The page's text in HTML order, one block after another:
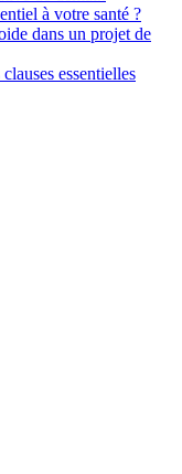
à votre santé ?
dans un projet de
essentielles